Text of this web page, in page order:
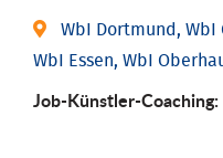
WbI Dortmund, WbI
WbI Essen, WbI
Job-Künstler-